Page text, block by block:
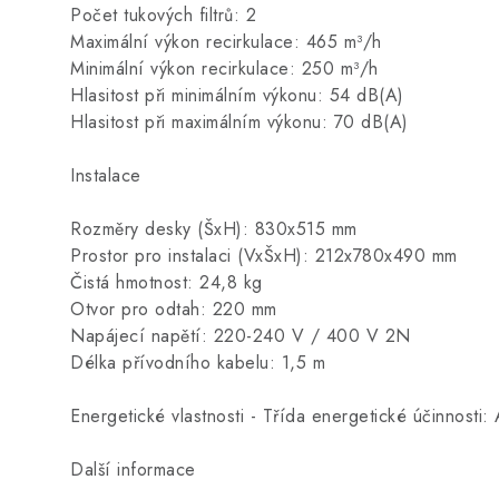
Počet tukových filtrů: 2
Maximální výkon recirkulace: 465 m³/h
Minimální výkon recirkulace: 250 m³/h
Hlasitost při minimálním výkonu: 54 dB(A)
Hlasitost při maximálním výkonu: 70 dB(A)
Instalace
Rozměry desky (ŠxH): 830x515 mm
Prostor pro instalaci (VxŠxH): 212x780x490 mm
Čistá hmotnost: 24,8 kg
Otvor pro odtah: 220 mm
Napájecí napětí: 220-240 V / 400 V 2N
Délka přívodního kabelu: 1,5 m
Energetické vlastnosti - Třída energetické účinnosti:
Další informace